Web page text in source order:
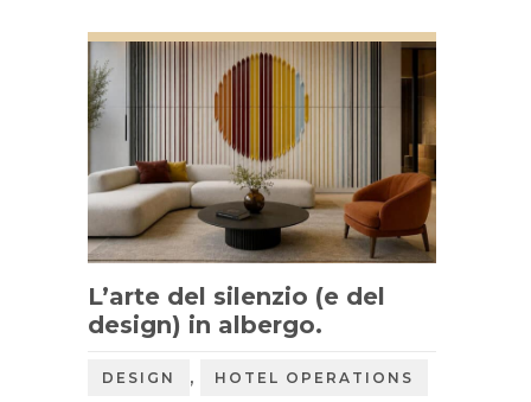
L’arte del silenzio (e del
design) in albergo.
DESIGN , HOTEL OPERATIONS